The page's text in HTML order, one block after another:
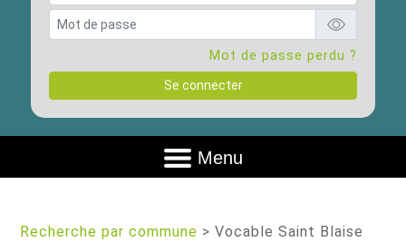
Mot de passe perdu ?
Se connecter
Menu
Recherche par commune >Vocable Saint Blaise